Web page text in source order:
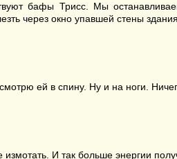
бафы Трисс. Мы
через окно упавшей стены здания,
ей в спину. Ну и на ноги.
И так больше энергии